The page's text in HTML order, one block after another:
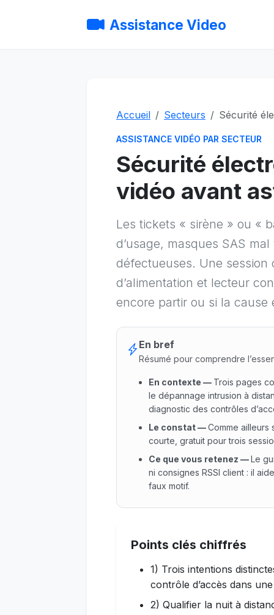
Assistance Video
Accueil Secteurs Sécurité
ASSISTANCE VIDÉO PAR SECTEUR
Sécurité
vidéo avant
Les tickets « sirène » ou «
d’usage, masques SAS
défectueuses. Une
d’alimentation et lecteur
encore partir ou si la cause
En bref
Résumé pour comprendre
En contexte — Trois pages
le dépannage intrusion à
diagnostic des contrôles
Le constat—Comme ailleurs
courte, gratuit pour trois
Ce que vous retenez —Le
ni consignes RSSI client : il
faux motif.
En contexte : Trois pages
Points clés chiffrés
1) Trois intentions
contrôle d’accès dans
2) Qualifier la nuit à